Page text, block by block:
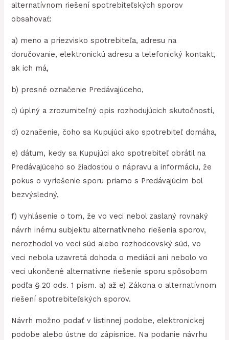
alternatívnom riešení spotrebiteľských sporov
obsahovať:
a) meno a priezvisko spotrebiteľa, adresu na
doručovanie, elektronickú adresu a telefonický kontakt,
ak ich má,
b) presné označenie Predávajúceho,
c) úplný a zrozumiteľný opis rozhodujúcich skutočností,
d) označenie, čoho sa Kupujúci ako spotrebiteľ domáha,
e) dátum, kedy sa Kupujúci ako spotrebiteľ obrátil na
Predávajúceho so žiadosťou o nápravu a informáciu, že
pokus o vyriešenie sporu priamo s Predávajúcim bol
bezvýsledný,
f) vyhlásenie o tom, že vo veci nebol zaslaný rovnaký
návrh inému subjektu alternatívneho riešenia sporov,
nerozhodol vo veci súd alebo rozhodcovský súd, vo
veci nebola uzavretá dohoda o mediácii ani nebolo vo
veci ukončené alternatívne riešenie sporu spôsobom
podľa § 20 ods. 1 písm. a) až e) Zákona o alternatívnom
riešení spotrebiteľských sporov.
Návrh možno podať v listinnej podobe, elektronickej
podobe alebo ústne do zápisnice. Na podanie návrhu